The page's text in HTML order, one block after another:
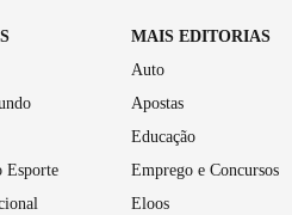
Esporte
MAIS EDITORIAS
Auto
Apostas
Educação
Emprego e Concursos
Eloos